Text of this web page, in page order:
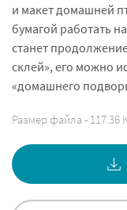
и макет домашней
бумагой работать
станет
склей», его можно
«домашнего
Размер файла - 117.36